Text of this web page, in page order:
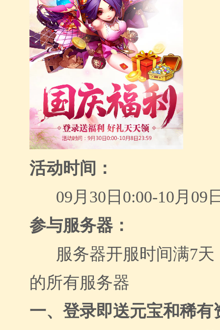
活动时间：
09月30日0:00-10月09
参与服务器：
服务器开服时间满7天
的所有服务器
一、登录即送元宝和稀有